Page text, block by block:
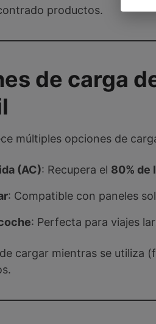
productos.
de carga
múltiples opciones de
(AC): Recupera el 80% de
: Compatible con paneles
: Perfecta para viajes
cargar mientras se utiliza